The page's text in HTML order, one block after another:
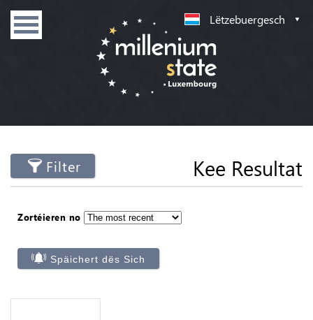
Lëtzebuergesch
Filter Kee Resultat
Zortéieren no
Späichert dës Sich